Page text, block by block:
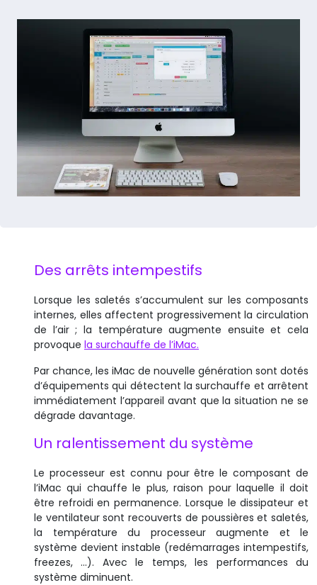
Des arrêts intempestifs
Lorsque les saletés s’accumulent sur les composants
internes, elles affectent progressivement la circulation
de l’air ; la température augmente ensuite et cela
provoque la surchauffe de l’iMac.
Par chance, les iMac de nouvelle génération sont dotés
d’équipements qui détectent la surchauffe et arrêtent
immédiatement l’appareil avant que la situation ne se
dégrade davantage.
Un ralentissement du système
Le processeur est connu pour être le composant de
l’iMac qui chauffe le plus, raison pour laquelle il doit
être refroidi en permanence. Lorsque le dissipateur et
le ventilateur sont recouverts de poussières et saletés,
la température du processeur augmente et le
système devient instable (redémarrages intempestifs,
freezes, …). Avec le temps, les performances du
système diminuent.